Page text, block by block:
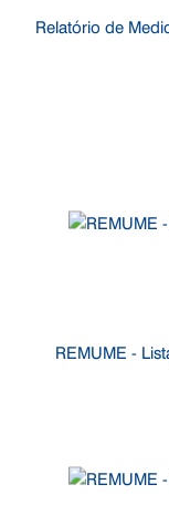
Relatório de
REMUME -